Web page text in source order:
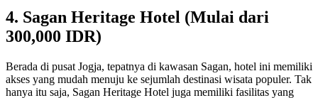
4. Sagan Heritage Hotel (Mulai dari
300,000 IDR)
Berada di pusat Jogja, tepatnya di kawasan Sagan, hotel ini memiliki
akses yang mudah menuju ke sejumlah destinasi wisata populer. Tak
hanya itu saja, Sagan Heritage Hotel juga memiliki fasilitas yang